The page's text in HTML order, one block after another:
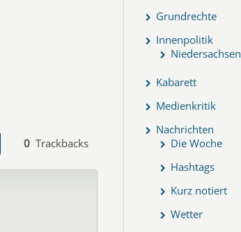
0 Trackbacks
Grundrechte
Innenpolitik
Niedersachsen
Kabarett
Medienkritik
Nachrichten
Die Woche
Hashtags
Kurz notiert
Wetter